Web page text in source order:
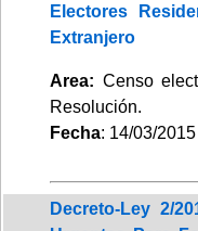
Electores
Extranjero
Area: Censo
Resolución.
Fecha: 14/03/2015
Decreto-Ley 2/